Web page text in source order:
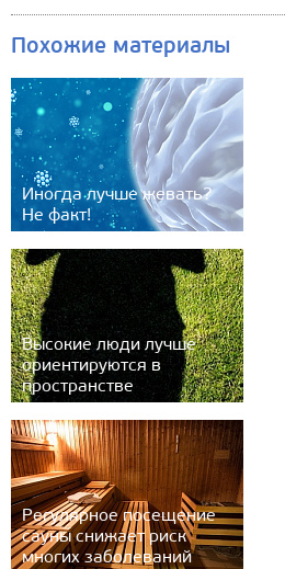
Похожие материалы
Иногда лучше жевать?
Не факт!
Высокие люди лучше
ориентируются в
пространстве
Регулярное посещение
сауны снижает риск
многих заболеваний